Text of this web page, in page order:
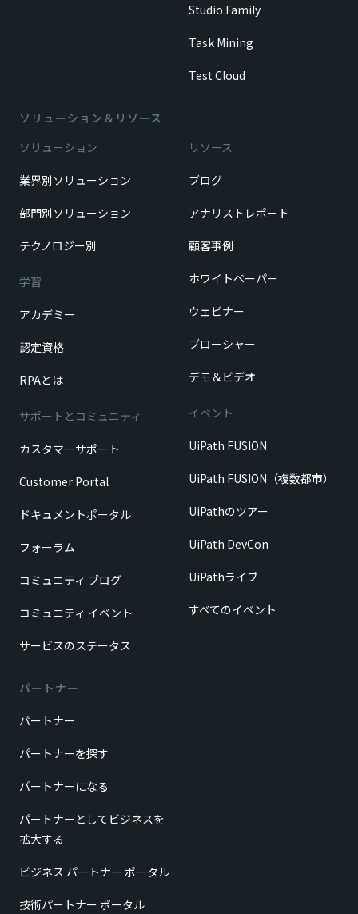
Studio Family
Task Mining
Test Cloud
ソリューション＆リソース
ソリューション
業界別ソリューション
部門別ソリューション
テクノロジー別
学習
アカデミー
認定資格
RPAとは
サポートとコミュニティ
カスタマーサポート
Customer Portal
ドキュメントポータル
フォーラム
コミュニティ ブログ
コミュニティ イベント
サービスのステータス
リソース
ブログ
アナリストレポート
顧客事例
ホワイトペーパー
ウェビナー
ブローシャー
デモ＆ビデオ
イベント
UiPath FUSION
UiPath FUSION（複数都市）
UiPathのツアー
UiPath DevCon
UiPathライブ
すべてのイベント
パートナー
パートナー
パートナーを探す
パートナーになる
パートナーとしてビジネスを
拡大する
ビジネス パートナー ポータル
技術パートナー ポータル